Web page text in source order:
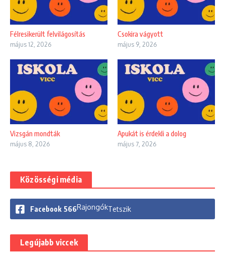
Félresikerült felvilágosítás
május 12, 2026
Csokira vágyott
május 9, 2026
Vizsgán mondták
május 8, 2026
Apukát is érdekli a dolog
május 7, 2026
Közösségi média
Facebook 566RajongókTetszik
Legújabb viccek